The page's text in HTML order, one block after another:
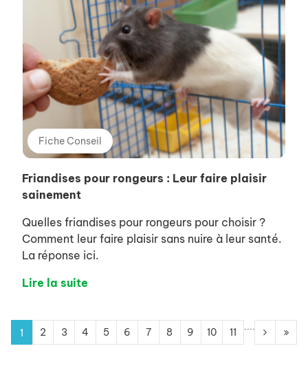
Fiche Conseil
Friandises pour rongeurs : Leur faire plaisir
sainement
Quelles friandises pour rongeurs pour choisir ?
Comment leur faire plaisir sans nuire à leur santé.
La réponse ici.
Lire la suite
1 2 3 4 5 6 7 8 9 10 11 ....